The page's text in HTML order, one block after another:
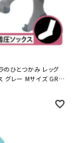
のひとつかみ レッグ
グレー Mサイズ GRS-